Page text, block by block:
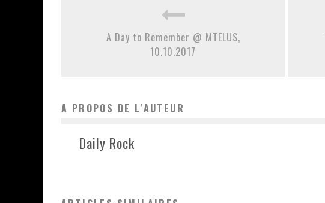
A Day to Remember @ MTELUS,
10.10.2017
A PROPOS DE L'AUTEUR
Daily Rock